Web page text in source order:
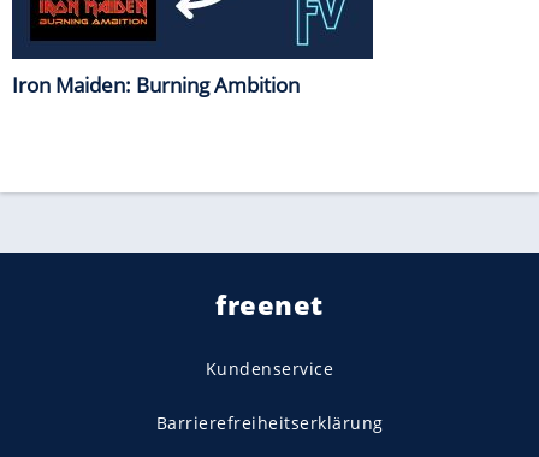
Iron Maiden: Burning Ambition
freenet
Kundenservice
Barrierefreiheitserklärung